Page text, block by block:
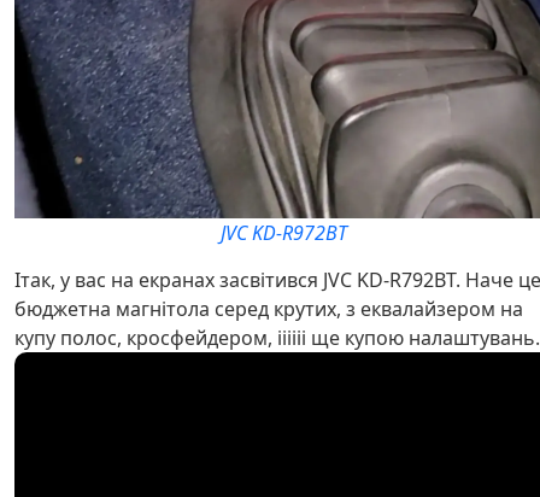
JVC KD-R972BT
Ітак, у вас на екранах засвітився JVC KD-R792BT. Наче це
бюджетна магнітола серед крутих, з еквалайзером на
купу полос, кросфейдером, іііііі ще купою налаштувань.